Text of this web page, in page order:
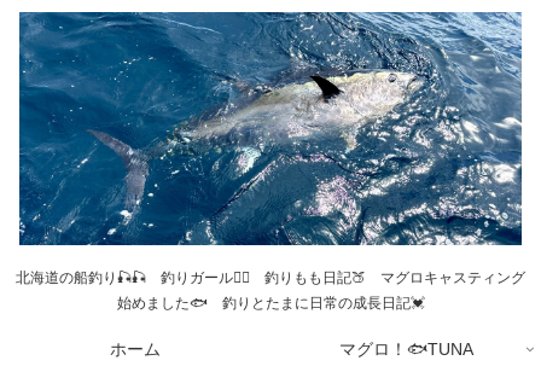
北海道の船釣り🎣🎣 釣りガール💁‍♀️ 釣りもも日記🍑 マグロキャスティング
始めました🐟 釣りとたまに日常の成長日記💓
ホーム マグロ！🐟TUNA